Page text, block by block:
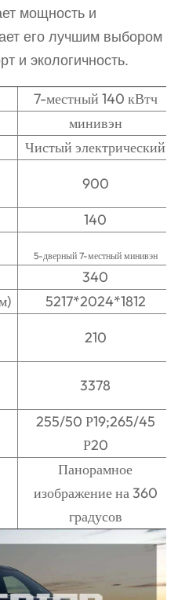
мощность и
его лучшим выбором
и экологичность.
7-местный 140 кВтч
минивэн
Чистый электрический
900
140
5-дверный 7-местный минивэн
340
5217*2024*1812
210
3378
255/50 Р19;265/45
Р20
Панорамное
изображение на 360
градусов